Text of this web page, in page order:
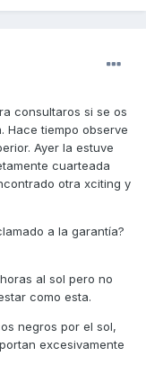
consultaros si se os
Hace tiempo observe
Ayer la estuve
cuarteada
otra xciting y
a la garantía?
al sol pero no
como esta.
negros por el sol,
excesivamente